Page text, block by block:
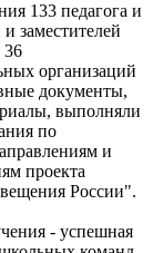
133 педагога и
заместителей
36
организаций
документы,
выполняли
по
и
проекта
России".
- успешная